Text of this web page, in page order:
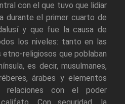
con el que tuvo que lidiar
durante el primer cuarto de
y que fue la causa de
los niveles: tanto en las
religiosos que poblaban
es decir, musulmanes,
árabes y elementos
relaciones con el poder